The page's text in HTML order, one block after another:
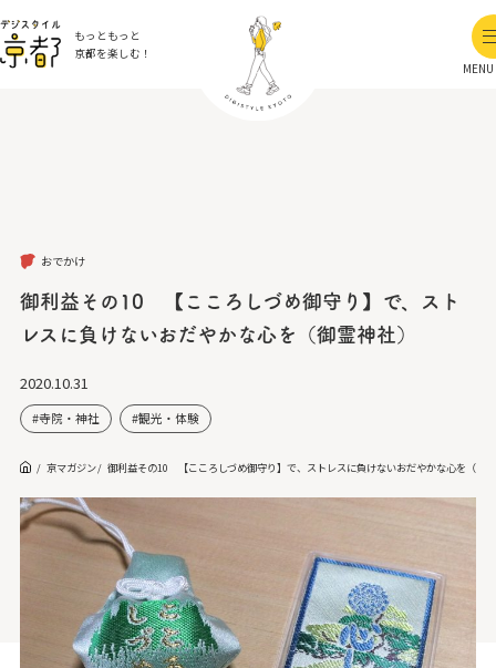
もっともっと
京都を楽しむ！
MENU
おでかけ
御利益その10 【こころしづめ御守り】で、スト
レスに負けないおだやかな心を（御霊神社）
2020.10.31
寺院・神社 観光・体験
京マガジン 御利益その10 【こころしづめ御守り】で、ストレスに負けないおだやかな心を（御